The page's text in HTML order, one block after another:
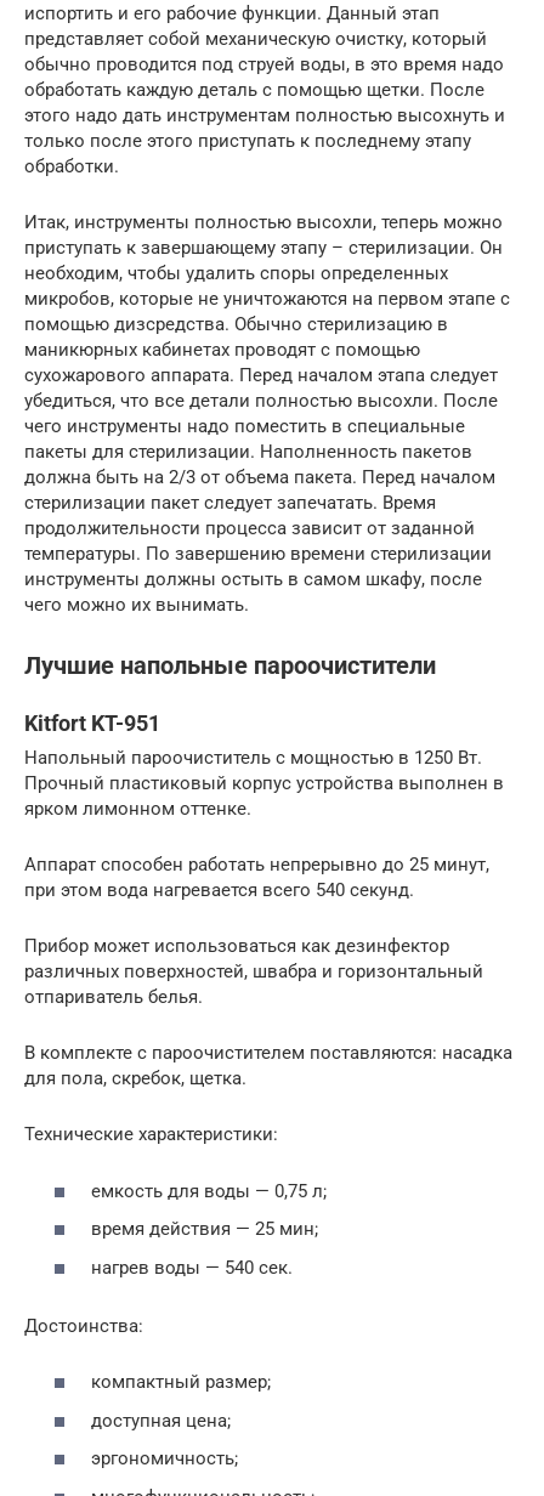
испортить и его рабочие функции. Данный этап
представляет собой механическую очистку, который
обычно проводится под струей воды, в это время надо
обработать каждую деталь с помощью щетки. После
этого надо дать инструментам полностью высохнуть и
только после этого приступать к последнему этапу
обработки.
Итак, инструменты полностью высохли, теперь можно
приступать к завершающему этапу – стерилизации. Он
необходим, чтобы удалить споры определенных
микробов, которые не уничтожаются на первом этапе с
помощью дизсредства. Обычно стерилизацию в
маникюрных кабинетах проводят с помощью
сухожарового аппарата. Перед началом этапа следует
убедиться, что все детали полностью высохли. После
чего инструменты надо поместить в специальные
пакеты для стерилизации. Наполненность пакетов
должна быть на 2/3 от объема пакета. Перед началом
стерилизации пакет следует запечатать. Время
продолжительности процесса зависит от заданной
температуры. По завершению времени стерилизации
инструменты должны остыть в самом шкафу, после
чего можно их вынимать.
Лучшие напольные пароочистители
Kitfort KT-951
Напольный пароочиститель с мощностью в 1250 Вт.
Прочный пластиковый корпус устройства выполнен в
ярком лимонном оттенке.
Аппарат способен работать непрерывно до 25 минут,
при этом вода нагревается всего 540 секунд.
Прибор может использоваться как дезинфектор
различных поверхностей, швабра и горизонтальный
отпариватель белья.
В комплекте с пароочистителем поставляются: насадка
для пола, скребок, щетка.
Технические характеристики:
емкость для воды — 0,75 л;
время действия — 25 мин;
нагрев воды — 540 сек.
Достоинства:
компактный размер;
доступная цена;
эргономичность;